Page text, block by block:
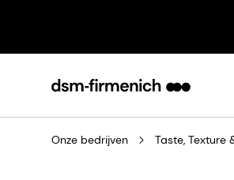
Onze bedrijven Taste, Texture